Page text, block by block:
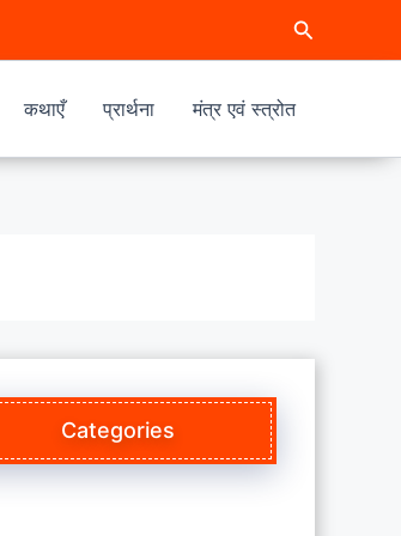
Search
कथाएँ प्रार्थना मंत्र एवं स्त्रोत
Categories